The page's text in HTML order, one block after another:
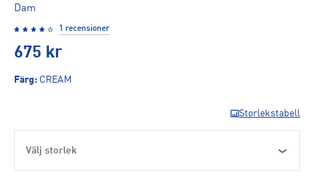
Dam
1 recensioner
675 kr
Färg: CREAM
Storlekstabell
Välj storlek